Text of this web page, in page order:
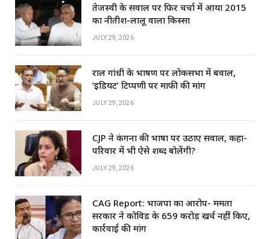
तेजस्वी के सवाल पर फिर चर्चा में आया 2015
का नीतीश-लालू वाला किस्सा
JULY 29, 2026
राहुल गांधी के भाषण पर लोकसभा में बवाल,
‘इडियट’ टिप्पणी पर माफी की मांग
JULY 29, 2026
CJP ने कंगना की भाषा पर उठाए सवाल, कहा-
परिवार में भी ऐसे शब्द बोलेंगी?
JULY 29, 2026
CAG Report: भाजपा का आरोप- ममता
सरकार ने कोविड के ₹659 करोड़ खर्च नहीं किए,
कार्रवाई की मांग